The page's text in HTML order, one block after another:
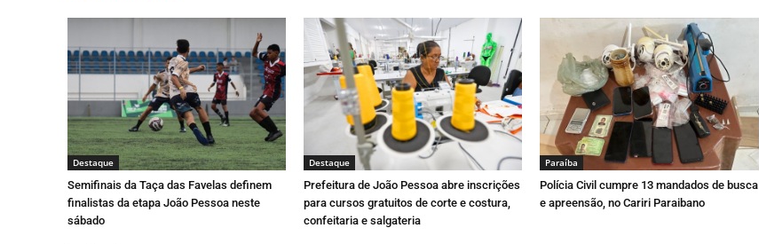
Destaque
Semifinais da Taça das Favelas definem
finalistas da etapa João Pessoa neste
sábado
Destaque
Prefeitura de João Pessoa abre inscrições
para cursos gratuitos de corte e costura,
confeitaria e salgateria
Paraí­ba
Polícia Civil cumpre 13 mandados de busca
e apreensão, no Cariri Paraibano